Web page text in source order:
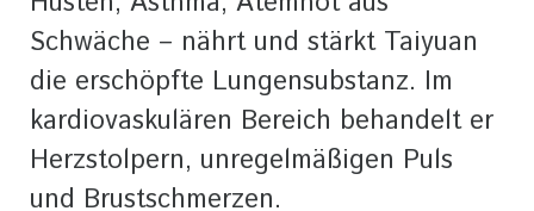
Schwäche – nährt und stärkt Taiyuan
die erschöpfte Lungensubstanz. Im
kardiovaskulären Bereich behandelt er
Herzstolpern, unregelmäßigen Puls
und Brustschmerzen.